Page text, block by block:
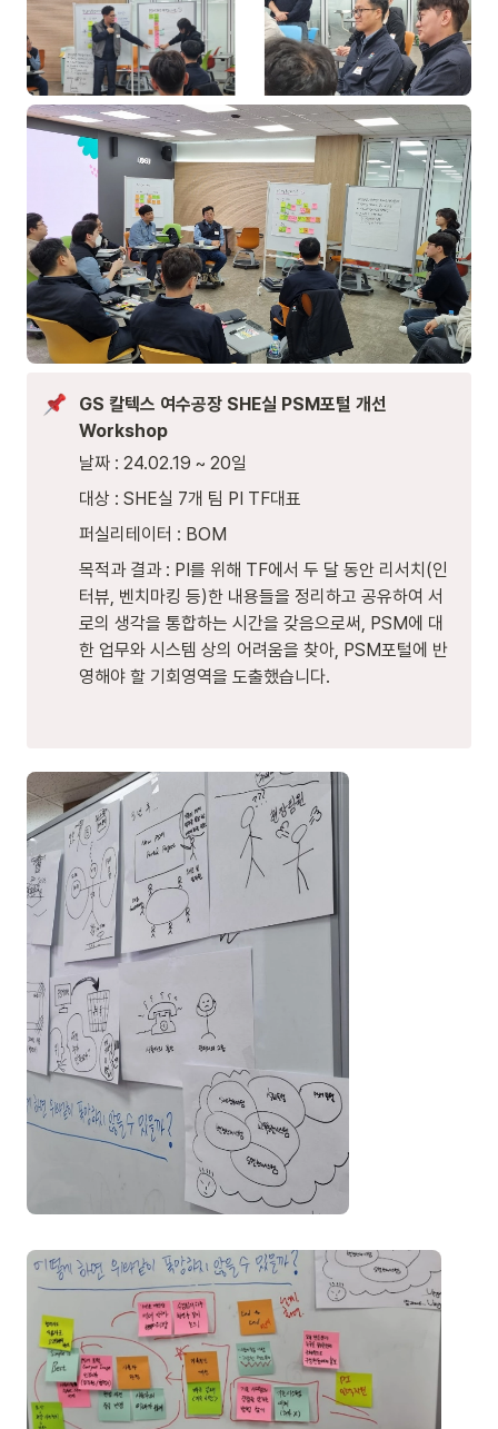
GS 칼텍스 여수공장 SHE실 PSM포털 개선
Workshop
날짜 : 24.02.19 ~ 20일
대상 : SHE실 7개 팀 PI TF대표
퍼실리테이터 : BOM
목적과 결과 : PI를 위해 TF에서 두 달 동안 리서치(인
터뷰, 벤치마킹 등)한 내용들을 정리하고 공유하여 서
로의 생각을 통합하는 시간을 갖음으로써, PSM에 대
한 업무와 시스템 상의 어려움을 찾아, PSM포털에 반
영해야 할 기회영역을 도출했습니다.